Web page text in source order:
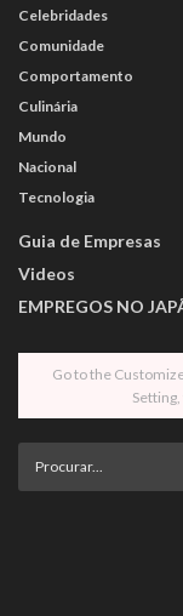
Celebridades
Comunidade
Comportamento
Culinária
Mundo
Nacional
Tecnologia
Guia de Empresas
Videos
EMPREGOS NO
Go to the